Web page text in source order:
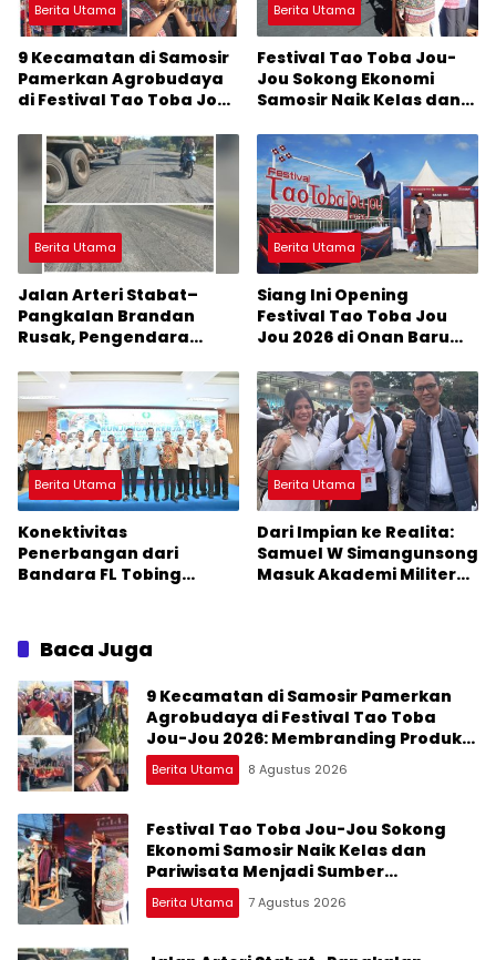
Berita Utama
9 Kecamatan di Samosir
Pamerkan Agrobudaya
di Festival Tao Toba Jou-
Produk Lokal agar
Terkenal
Berita Utama
Festival Tao Toba Jou-
Jou Sokong Ekonomi
Samosir Naik Kelas dan
Sumber Pertumbuhan
Ekonomi Baru
Berita Utama
Jalan Arteri Stabat–
Pangkalan Brandan
Rusak, Pengendara
Berita Utama
Siang Ini Opening
Festival Tao Toba Jou
Jou 2026 di Onan Baru
Dihibur Marsada Band
Berita Utama
Konektivitas
Penerbangan dari
Bandara FL Tobing
DPR RI Muhammad Lokot
Nasution
Berita Utama
Dari Impian ke Realita:
Samuel W Simangunsong
Masuk Akademi Militer
Baca Juga
9 Kecamatan di Samosir Pamerkan
Agrobudaya di Festival Tao Toba
Jou-Jou 2026: Membranding Produk
Lokal agar Terkenal
Berita Utama 8 Agustus 2026
Festival Tao Toba Jou-Jou Sokong
Ekonomi Samosir Naik Kelas dan
Pariwisata Menjadi Sumber
Pertumbuhan Ekonomi Baru
Berita Utama 7 Agustus 2026